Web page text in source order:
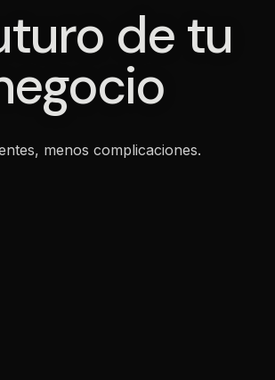
de tu
menos complicaciones.